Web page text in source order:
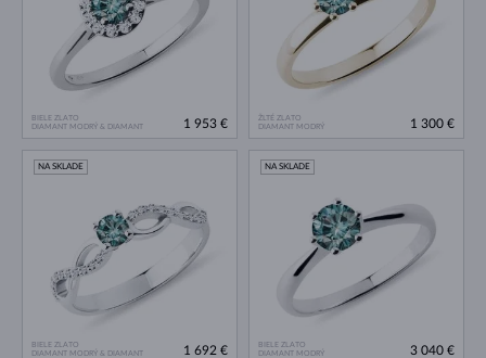
BIELE ZLATO
DIAMANT MODRÝ & DIAMANT
1 953 €
ŽLTÉ ZLATO
DIAMANT MODRÝ
1 300 €
BIELE ZLATO
DIAMANT MODRÝ & DIAMANT
NA SKLADE
1 692 €
BIELE ZLATO
DIAMANT MODRÝ
NA SKLADE
3 040 €